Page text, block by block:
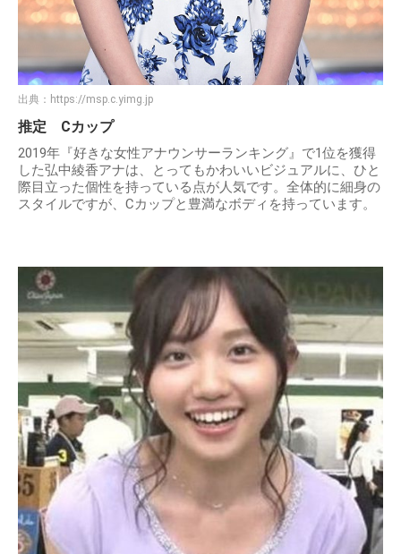
出典： https://msp.c.yimg.jp
推定 Cカップ
2019年『好きな女性アナウンサーランキング』で1位を獲得
した弘中綾香アナは、とってもかわいいビジュアルに、ひと
際目立った個性を持っている点が人気です。全体的に細身の
スタイルですが、Cカップと豊満なボディを持っています。